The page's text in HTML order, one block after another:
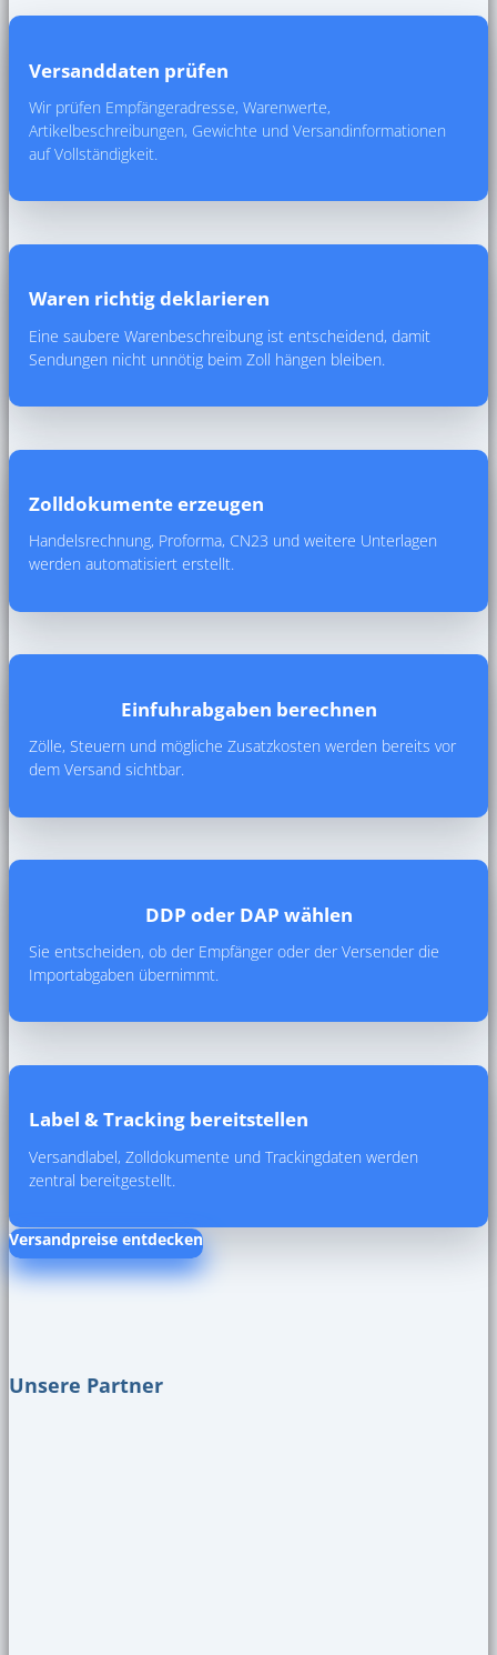
Versanddaten prüfen
Wir prüfen Empfängeradresse, Warenwerte,
Artikelbeschreibungen, Gewichte und Versandinformationen
auf Vollständigkeit.
Waren richtig deklarieren
Eine saubere Warenbeschreibung ist entscheidend, damit
Sendungen nicht unnötig beim Zoll hängen bleiben.
Zolldokumente erzeugen
Handelsrechnung, Proforma, CN23 und weitere Unterlagen
werden automatisiert erstellt.
Einfuhrabgaben berechnen
Zölle, Steuern und mögliche Zusatzkosten werden bereits vor
dem Versand sichtbar.
DDP oder DAP wählen
Sie entscheiden, ob der Empfänger oder der Versender die
Importabgaben übernimmt.
Label & Tracking bereitstellen
Versandlabel, Zolldokumente und Trackingdaten werden
zentral bereitgestellt.
Versandpreise entdecken
Unsere Partner